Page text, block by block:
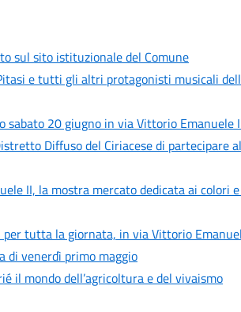
sul sito istituzionale del Comune
e tutti gli altri protagonisti musicali
sabato 20 giugno in via Vittorio Emanuele
Diffuso del Ciriacese di partecipare al
II, la mostra mercato dedicata ai colori
per tutta la giornata, in via Vittorio
di venerdì primo maggio
il mondo dell’agricoltura e del vivaismo